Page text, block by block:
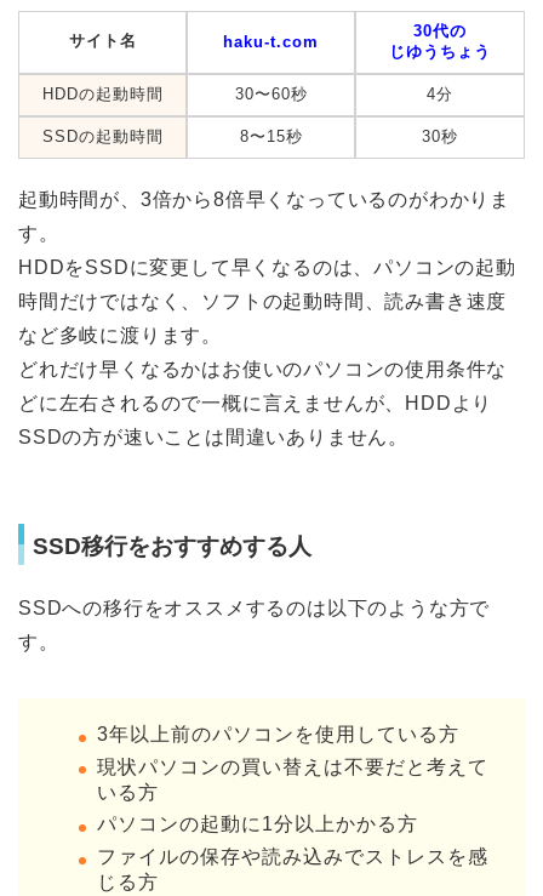
サイト名 haku-t.com
30代の
じゆうちょう
HDDの起動時間 30〜60秒 4分
SSDの起動時間 8〜15秒 30秒
起動時間が、3倍から8倍早くなっているのがわかりま
す。
HDDをSSDに変更して早くなるのは、パソコンの起動
時間だけではなく、ソフトの起動時間、読み書き速度
など多岐に渡ります。
どれだけ早くなるかはお使いのパソコンの使用条件な
どに左右されるので一概に言えませんが、HDDより
SSDの方が速いことは間違いありません。
SSD移行をおすすめする人
SSDへの移行をオススメするのは以下のような方で
す。
3年以上前のパソコンを使用している方
現状パソコンの買い替えは不要だと考えて
いる方
パソコンの起動に1分以上かかる方
ファイルの保存や読み込みでストレスを感
じる方